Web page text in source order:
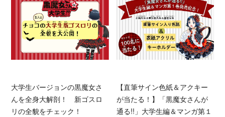
大学生バージョンの黒魔女さ
んを全身大解剖！ 新ゴスロ
リの全貌をチェック！
【直筆サイン色紙＆アクキー
が当たる！】「黒魔女さんが
通る!!」大学生編＆マンガ第１